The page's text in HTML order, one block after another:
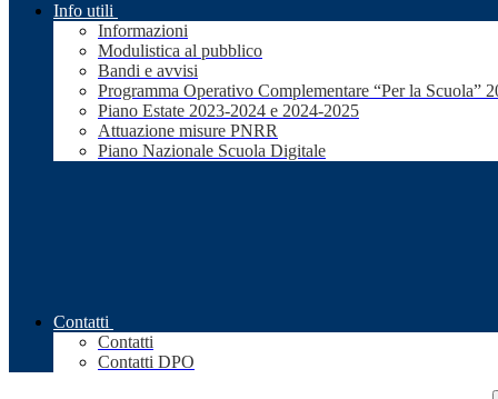
Info utili
Informazioni
Modulistica al pubblico
Bandi e avvisi
Programma Operativo Complementare “Per la Scuola”
Piano Estate 2023-2024 e 2024-2025
Attuazione misure PNRR
Piano Nazionale Scuola Digitale
Contatti
Contatti
Contatti DPO